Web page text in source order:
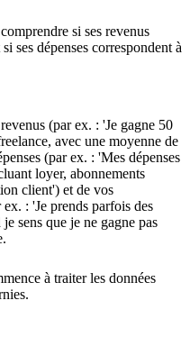
si ses revenus
ses dépenses correspondent à
(par ex. : 'Je gagne 50
avec une moyenne de
(par ex. : 'Mes dépenses
loyer, abonnements
client') et de vos
: 'Je prends parfois des
sens que je ne gagne pas
à traiter les données